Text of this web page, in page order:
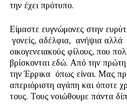
την έχει πρότυπο.
Είμαστε ευγνώμονες στην
γονείς, αδέλφια, ανήψια αλλά
οικογενειακούς φίλους, που
βρίσκονται εδώ. Από την
την Έρρικα όπως είναι. Μας
απεριόριστη αγάπη και όποτε
τους. Τους νοιώθουμε πάντα